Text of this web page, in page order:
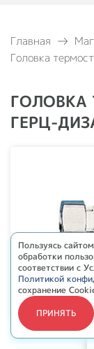
Главная
Головка
ГОЛОВКА
ГЕРЦ-
Пользуясь
обработки
соответствии с
Политикой
сохранение
ПРИНЯТЬ